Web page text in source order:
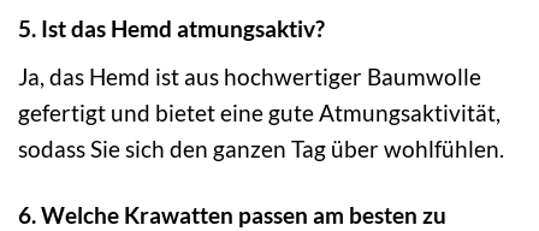
5. Ist das Hemd atmungsaktiv?
Ja, das Hemd ist aus hochwertiger Baumwolle
gefertigt und bietet eine gute Atmungsaktivität,
sodass Sie sich den ganzen Tag über wohlfühlen.
6. Welche Krawatten passen am besten zu